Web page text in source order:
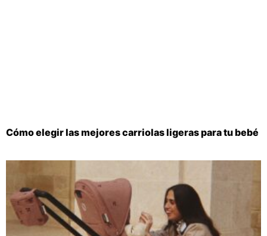
Cómo elegir las mejores carriolas ligeras para tu bebé